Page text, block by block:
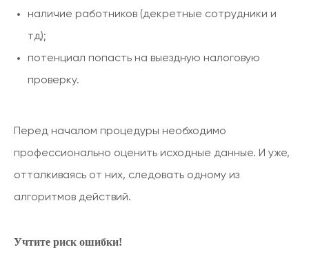
наличие работников (декретные сотрудники и
тд);
потенциал попасть на выездную налоговую
проверку.
Перед началом процедуры необходимо
профессионально оценить исходные данные. И уже,
отталкиваясь от них, следовать одному из
алгоритмов действий.
Учтите риск ошибки!